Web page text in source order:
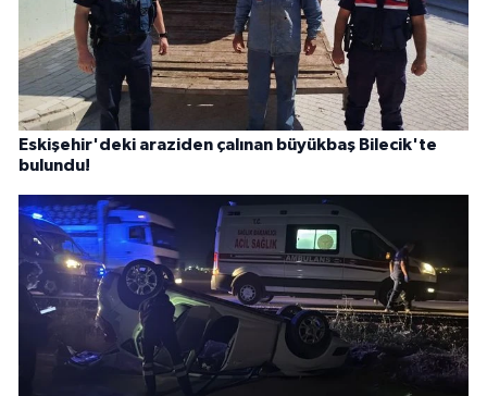
Eskişehir'deki araziden çalınan büyükbaş Bilecik'te
bulundu!